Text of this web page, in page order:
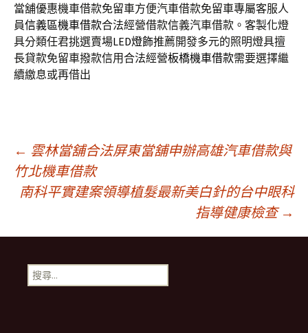
當舖優惠機車借款免留車方便汽車借款免留車專屬客服人
員信義區機車借款合法經營借款信義汽車借款。客製化燈
具分類任君挑選賣場LED燈飾推薦開發多元的照明燈具擅
長貸款免留車撥款信用合法經營板橋機車借款需要選擇繼
續繳息或再借出
文
章
導
航
← 雲林當舖合法屏東當舖申辦高雄汽車借款與
竹北機車借款
南科平實建案領導植髮最新美白針的台中眼科
指導健康檢查 →
搜
尋